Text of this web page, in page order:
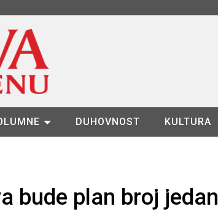
DUHOVNOST KULTURA
bude plan broj jedan